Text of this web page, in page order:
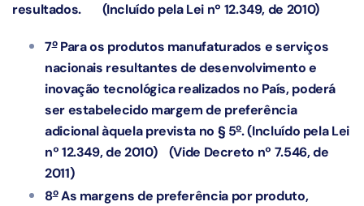
resultados. (Incluído pela Lei nº 12.349, de 2010)
7oPara os produtos manufaturados e serviços
nacionais resultantes de desenvolvimento e
inovação tecnológica realizados no País, poderá
ser estabelecido margem de preferência
adicional àquela prevista no § 5o.(Incluído pela Lei
nº 12.349, de 2010)
(Vide Decreto nº 7.546, de
2011)
8oAs margens de preferência por produto,